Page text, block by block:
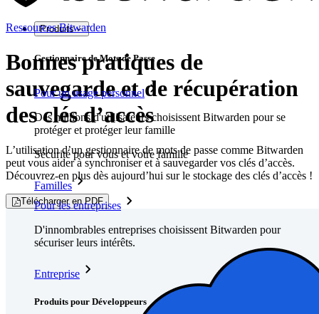
Produits
Gestionnaire de Mots de Passe
Pour un usage personnel
Des millions d'utilisateurs choisissent Bitwarden pour se
protéger et protéger leur famille
Sécurité pour vous et votre famille
Familles
Pour les entreprises
D'innombrables entreprises choisissent Bitwarden pour
sécuriser leurs intérêts.
Entreprise
Produits pour Développeurs
Ressources Bitwarden
Bonnes pratiques de
sauvegarde et de récupération
des clés d’accès
L’utilisation d’un gestionnaire de mots de passe comme Bitwarden
peut vous aider à synchroniser et à sauvegarder vos clés d’accès.
Découvrez-en plus dès aujourd’hui sur le stockage des clés d’accès !
Télécharger en PDF